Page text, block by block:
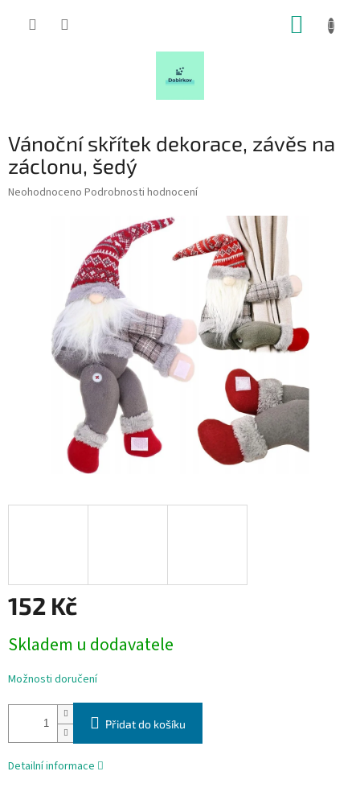
Vánoční skřítek dekorace, závěs na
záclonu, šedý
Průměrné
Neohodnoceno Podrobnosti hodnocení
152 Kč
cena:
Skladem u dodavatele
Možnosti doručení
Přidat do košíku
Detailní informace